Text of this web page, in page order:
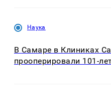
Наука
В Самаре в Клиниках
прооперировали 101-